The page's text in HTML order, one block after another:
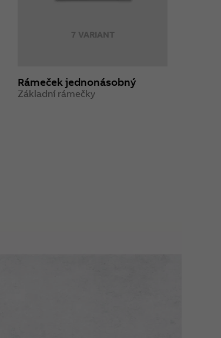
7 VARIANT
Rámeček jednonásobný
Základní rámečky